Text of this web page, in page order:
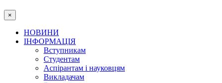
×
НОВИНИ
ІНФОРМАЦІЯ
Вступникам
Студентам
Аспірантам і науковцям
Викладачам